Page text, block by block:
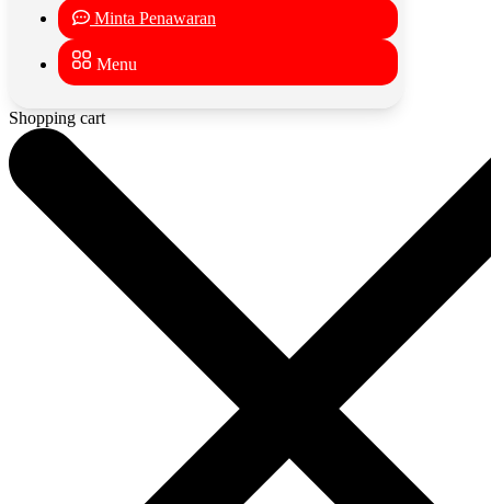
Minta Penawaran
Menu
Shopping cart